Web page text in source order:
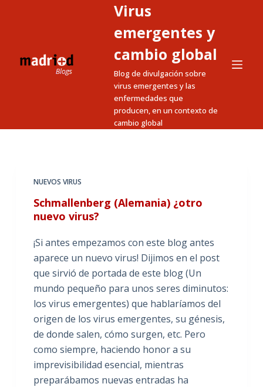
Virus
emergentes y
cambio global
Blog de divulgación sobre
virus emergentes y las
enfermedades que
producen, en un contexto de
cambio global
NUEVOS VIRUS
Schmallenberg (Alemania) ¿otro
nuevo virus?
¡Si antes empezamos con este blog antes
aparece un nuevo virus! Dijimos en el post
que sirvió de portada de este blog (Un
mundo pequeño para unos seres diminutos:
los virus emergentes) que hablaríamos del
origen de los virus emergentes, su génesis,
de donde salen, cómo surgen, etc. Pero
como siempre, haciendo honor a su
imprevisibilidad esencial, mientras
preparábamos nuevas entradas ha